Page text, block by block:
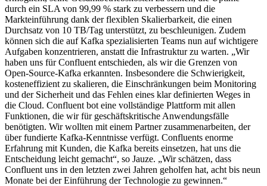
durch ein SLA von 99,99 % stark zu verbessern und die
Markteinführung dank der flexiblen Skalierbarkeit, die einen
Durchsatz von 10 TB/Tag unterstützt, zu beschleunigen. Zudem
können sich die auf Kafka spezialisierten Teams nun auf wichtigere
Aufgaben konzentrieren, anstatt die Infrastruktur zu warten. „Wir
haben uns für Confluent entschieden, als wir die Grenzen von
Open-Source-Kafka erkannten. Insbesondere die Schwierigkeit,
kosteneffizient zu skalieren, die Einschränkungen beim Monitoring
und der Sicherheit und das Fehlen eines klar definierten Weges in
die Cloud. Confluent bot eine vollständige Plattform mit allen
Funktionen, die wir für geschäftskritische Anwendungsfälle
benötigten. Wir wollten mit einem Partner zusammenarbeiten, der
über fundierte Kafka-Kenntnisse verfügt. Confluents enorme
Erfahrung mit Kunden, die Kafka bereits einsetzen, hat uns die
Entscheidung leicht gemacht“, so Jauze. „Wir schätzen, dass
Confluent uns in den letzten zwei Jahren geholfen hat, acht bis neun
Monate bei der Einführung der Technologie zu gewinnen.“